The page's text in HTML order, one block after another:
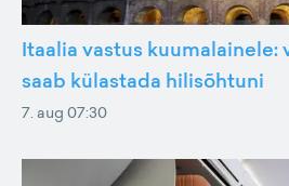
Itaalia vastus kuumalainele:
saab külastada hilisõhtuni
7. aug 07:30